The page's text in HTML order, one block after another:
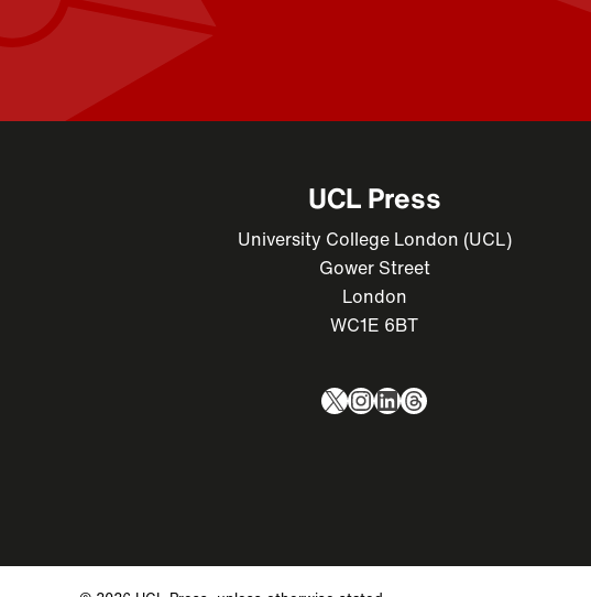
UCL Press
University College London (UCL)
Gower Street
London
WC1E 6BT
X Instagram
LinkedIn
Threads